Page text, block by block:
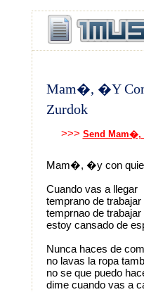
Mam�, �Y Con
Zurdok
>>> Send Mam�,
Mam�, �y con
Cuando vas a llegar
temprano de trabajar
temprnao de trabajar
estoy cansado de
Nunca haces de
no lavas la ropa
no se que puedo
dime cuando vas a